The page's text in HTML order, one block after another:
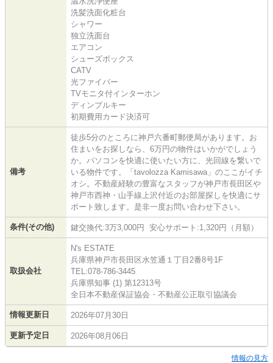
洗髪洗面化粧台
シャワー
独立洗面台
エアコン
シューズボックス
CATV
光ファイバー
TVモニタ付インターホン
ディンプルキー
初期費用カード決済可
備考
徒歩5分のところに神戸六番町郵便局があります。お
住まいをお探しなら、6万円の物件はいかがでしょう
か。パソコンを快適に使いたい方に、光回線を繋いで
いる物件です。「tavolozza Kamisawa」のここがイチ
オシ。不動産経験の豊富なスタッフが神戸市長田区や
神戸市西神・山手線上沢付近のお部屋探しを快適にサ
ポート致します。是非一度お問い合わせ下さい。
条件(その他) 鍵交換代:3万3,000円 安心サポート:1,320円（月額）
取扱会社
N's ESTATE
兵庫県神戸市長田区水笠通１丁目2番8号1F
TEL:078-786-3445
兵庫県知事 (1) 第12313号
全日本不動産保証協会・不動産公正取引協議会
情報更新日 2026年07月30日
更新予定日 2026年08月06日
情報の見方